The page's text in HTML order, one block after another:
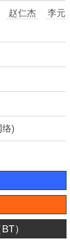
赵仁杰
李元
络)
）